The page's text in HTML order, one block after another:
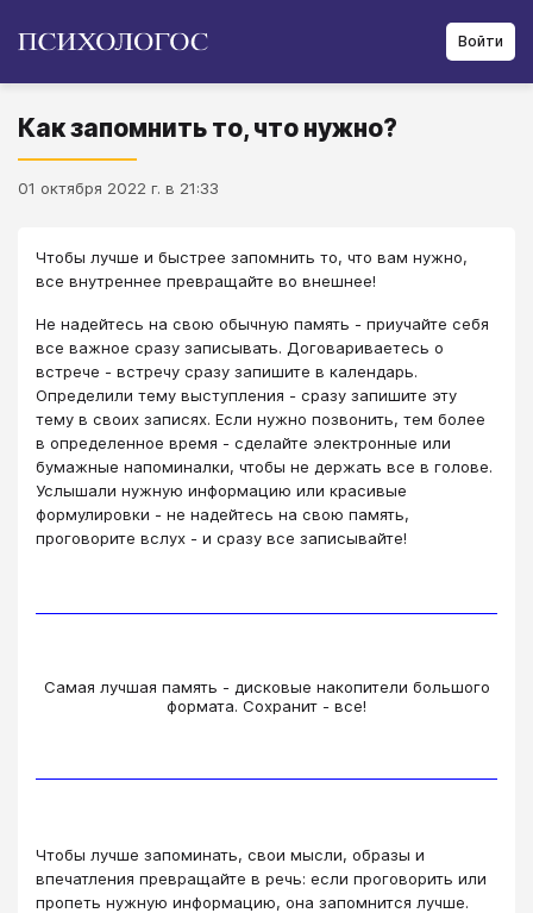
Войти
Как запомнить то, что нужно?
01 октября 2022 г. в 21:33
Чтобы лучше и быстрее запомнить то, что вам нужно,
все внутреннее превращайте во внешнее!
Не надейтесь на свою обычную память - приучайте себя
все важное сразу записывать. Договариваетесь о
встрече - встречу сразу запишите в календарь.
Определили тему выступления - сразу запишите эту
тему в своих записях. Если нужно позвонить, тем более
в определенное время - сделайте электронные или
бумажные напоминалки, чтобы не держать все в голове.
Услышали нужную информацию или красивые
формулировки - не надейтесь на свою память,
проговорите вслух - и сразу все записывайте!
Самая лучшая память - дисковые накопители большого
формата. Сохранит - все!
Чтобы лучше запоминать, свои мысли, образы и
впечатления превращайте в речь: если проговорить или
пропеть нужную информацию, она запомнится лучше.